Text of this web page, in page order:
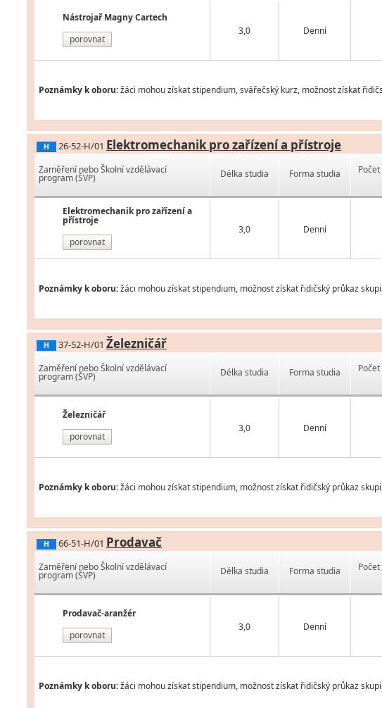
Nástrojař Magny Cartech
porovnat
3,0 Denní
Poznámky k oboru:žáci mohou získat stipendium, svářečský kurz, možnost získat
H 26-52-H/01 Elektromechanik pro zařízení a přístroje
Zaměření nebo Školní vzdělávací
program (ŠVP)
Elektromechanik pro zařízení a
přístroje
porovnat
Délka studia Forma studia
3,0 Denní
Poznámky k oboru:žáci mohou získat stipendium, možnost získat řidičský průkaz
H 37-52-H/01 Železničář
Zaměření nebo Školní vzdělávací
program (ŠVP)
Železničář
porovnat
Délka studia Forma studia
3,0 Denní
Poznámky k oboru:žáci mohou získat stipendium, možnost získat řidičský průkaz
H 66-51-H/01 Prodavač
Zaměření nebo Školní vzdělávací
program (ŠVP)
Prodavač-aranžér
porovnat
Délka studia Forma studia
3,0 Denní
Poznámky k oboru:žáci mohou získat stipendium, možnost získat řidičský průkaz